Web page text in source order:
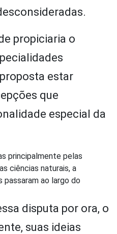
propiciaria o
estar
que
especial da
principalmente pelas
ciências naturais, a
passaram ao largo do
disputa por ora, o
suas ideias